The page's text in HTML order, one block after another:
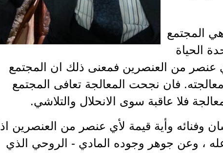
المجتمع
الحياة
عنصر من العنصرين فمعنى ذلك ان المجتمع
فان نجحت المعالجة تعافى المجتمع
فلا عاقبة سوى الانحلال والتلاشي.
وفنائه وأية قيمة لأي عنصر من العنصرين اذا
، وعن جوهر وجوده المادي - الروحي الذي